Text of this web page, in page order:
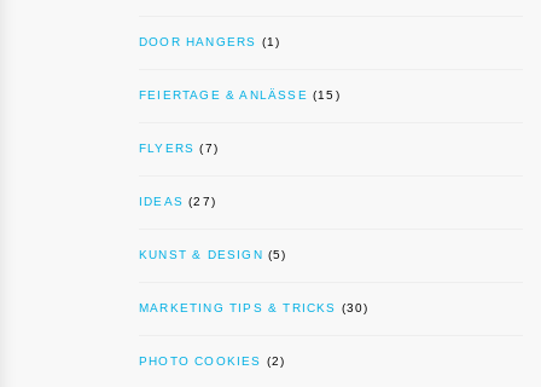
DOOR HANGERS (1)
FEIERTAGE & ANLÄSSE (15)
FLYERS (7)
IDEAS (27)
KUNST & DESIGN (5)
MARKETING TIPS & TRICKS (30)
PHOTO COOKIES (2)